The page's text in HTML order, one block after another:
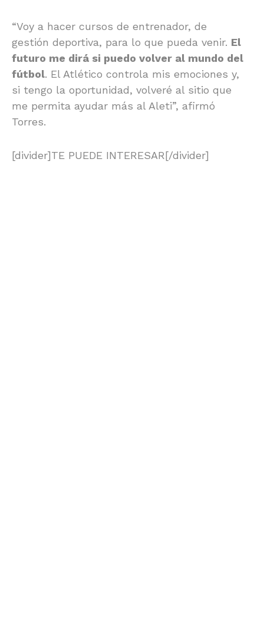
“Voy a hacer cursos de entrenador, de
gestión deportiva, para lo que pueda venir. El
futuro me dirá si puedo volver al mundo del
fútbol. El Atlético controla mis emociones y,
si tengo la oportunidad, volveré al sitio que
me permita ayudar más al Aleti”, afirmó
Torres.
[divider]TE PUEDE INTERESAR[/divider]